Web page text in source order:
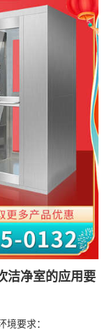
洁净室的应用要
境要求：